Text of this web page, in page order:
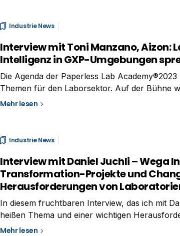
Industrie News
Interview mit Toni Manzano, Aizon:
Intelligenz in GXP-Umgebungen
Die Agenda der Paperless Lab
Themen für den Laborsektor. Auf der Bühne
stehen, die zum Kongress kommen, um ihre
Mehr lesen
Industrie News
Interview mit Daniel Juchli – Wega
Transformation-Projekte und
Herausforderungen von
In diesem fruchtbaren Interview, das ich mit
heißen Thema und einer wichtigen
der einen Seite, Benutzererfahrung mit Lab-
Mehr lesen